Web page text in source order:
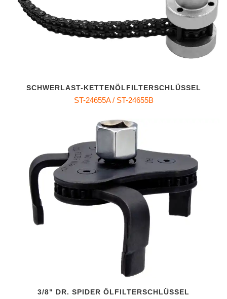
SCHWERLAST-KETTENÖLFILTERSCHLÜSSEL
ST-24655A / ST-24655B
3/8" DR. SPIDER ÖLFILTERSCHLÜSSEL